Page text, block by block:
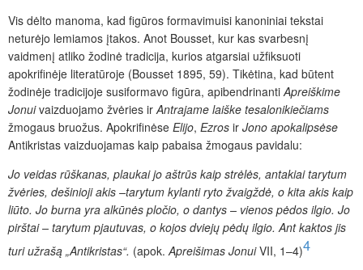
Vis dėlto manoma, kad figūros formavimuisi kanoniniai tekstai
neturėjo lemiamos įtakos. Anot Bousset, kur kas svarbesnį
vaidmenį atliko žodinė tradicija, kurios atgarsiai užfiksuoti
apokrifinėje literatūroje (Bousset 1895, 59). Tikėtina, kad būtent
žodinėje tradicijoje susiformavo figūra, apibendrinanti Apreiškime
Jonuivaizduojamo žvėries ir Antrajame laiške tesalonikiečiams
žmogaus bruožus. Apokrifinėse Elijo, Ezros ir Jono apokalipsėse
Antikristas vaizduojamas kaip pabaisa žmogaus pavidalu:
Jo veidas rūškanas, plaukai jo aštrūs kaip strėlės, antakiai tarytum
žvėries, dešinioji akis –tarytum kylanti ryto žvaigždė, o kita akis kaip
liūto. Jo burna yra alkūnės pločio, o dantys – vienos pėdos ilgio. Jo
pirštai – tarytum pjautuvas, o kojos dviejų pėdų ilgio. Ant kaktos jis
turi užrašą „Antikristas“. (apok. Apreišimas JonuiVII, 1–4)4